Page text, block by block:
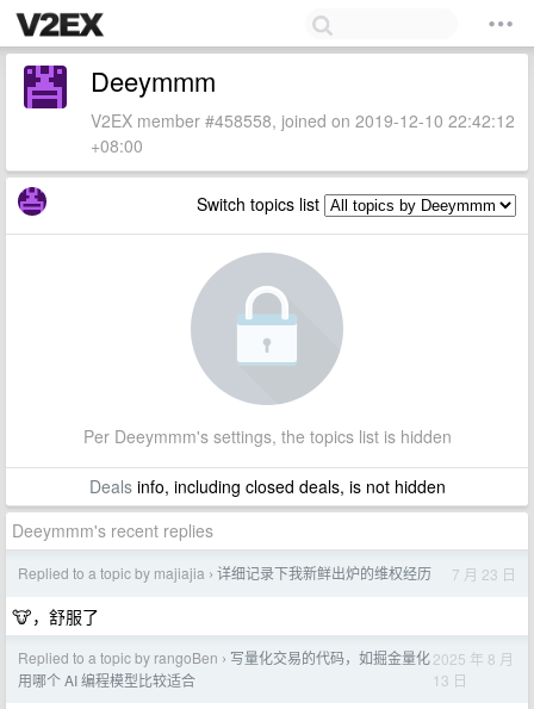
Deeymmm
V2EX member #458558, joined on 2019-12-10 22:42:12
+08:00
Switch topics list
Per Deeymmm's settings, the topics list is hidden
Dealsinfo, including closed deals, is not hidden
Deeymmm's recent replies
Replied to a topic by majiajia › 详细记录下我新鲜出炉的维权经历 7 月 23 日
🐮，舒服了
Replied to a topic by rangoBen › 写量化交易的代码，如掘金量化
用哪个 AI 编程模型比较适合
2025 年 8 月
13 日